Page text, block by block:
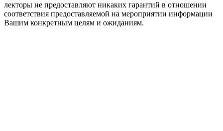
лекторы не предоставляют никаких гарантий в отношении
соответствия предоставляемой на мероприятии информации
Вашим конкретным целям и ожиданиям.